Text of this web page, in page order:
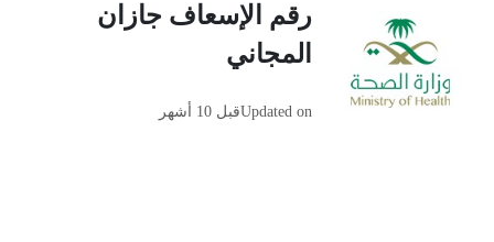
رقم الإسعاف جازان
المجاني
Updated onقبل 10 أشهر